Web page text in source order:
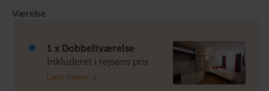
Værelse
1 x Dobbeltværelse
Inkluderet i rejsens pris
Læs mere »